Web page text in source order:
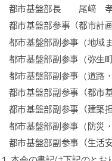
都市基盤部長
尾﨑
都市基盤部参事（都市計
都市基盤部副参事（地
都市基盤部副参事（弥
都市基盤部副参事（道
都市基盤部副参事（都市
都市基盤部副参事（建築
都市基盤部副参事（防
都市基盤部副参事（生